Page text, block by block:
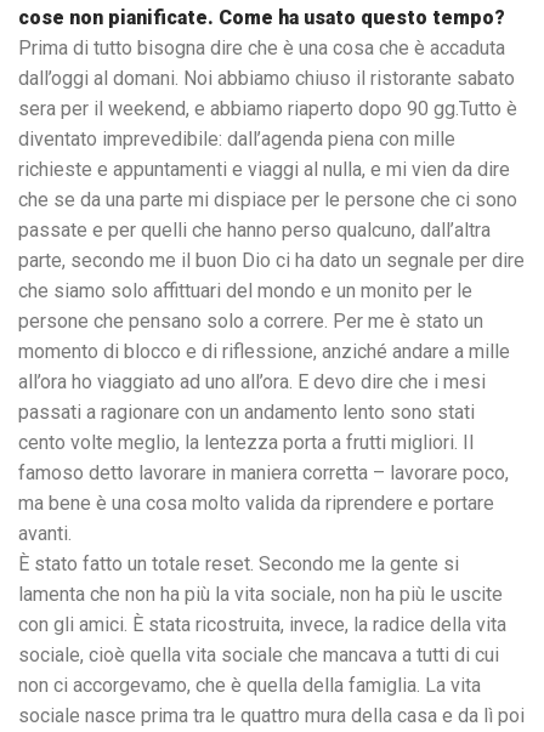
cose non pianificate. Come ha usato questo tempo?
Prima di tutto bisogna dire che è una cosa che è accaduta
dall’oggi al domani. Noi abbiamo chiuso il ristorante sabato
sera per il weekend, e abbiamo riaperto dopo 90 gg.Tutto è
diventato imprevedibile: dall’agenda piena con mille
richieste e appuntamenti e viaggi al nulla, e mi vien da dire
che se da una parte mi dispiace per le persone che ci sono
passate e per quelli che hanno perso qualcuno, dall’altra
parte, secondo me il buon Dio ci ha dato un segnale per dire
che siamo solo affittuari del mondo e un monito per le
persone che pensano solo a correre. Per me è stato un
momento di blocco e di riflessione, anziché andare a mille
all’ora ho viaggiato ad uno all’ora. E devo dire che i mesi
passati a ragionare con un andamento lento sono stati
cento volte meglio, la lentezza porta a frutti migliori. Il
famoso detto lavorare in maniera corretta – lavorare poco,
ma bene è una cosa molto valida da riprendere e portare
avanti.
È stato fatto un totale reset. Secondo me la gente si
lamenta che non ha più la vita sociale, non ha più le uscite
con gli amici. È stata ricostruita, invece, la radice della vita
sociale, cioè quella vita sociale che mancava a tutti di cui
non ci accorgevamo, che è quella della famiglia. La vita
sociale nasce prima tra le quattro mura della casa e da lì poi